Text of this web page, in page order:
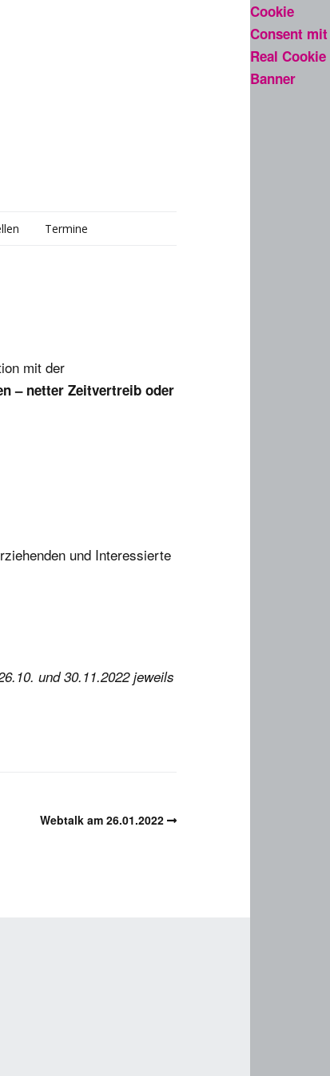
Termine
mit der
– netter Zeitvertreib oder
und Interessierte
und 30.11.2022 jeweils
Webtalk am 26.01.2022
Cookie
Consent mit
Real Cookie
Banner